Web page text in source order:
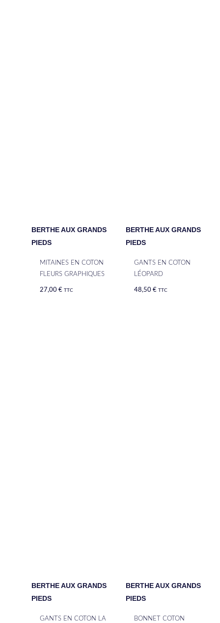
BERTHE AUX GRANDS
PIEDS
MITAINES EN COTON
FLEURS GRAPHIQUES
27,00€ TTC
BERTHE AUX GRANDS
PIEDS
GANTS EN COTON
LÉOPARD
48,50€ TTC
BERTHE AUX GRANDS
PIEDS
GANTS EN COTON LA
BERTHE AUX GRANDS
PIEDS
BONNET COTON